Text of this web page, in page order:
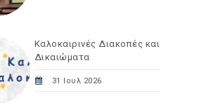
Καλοκαιρινές Διακοπές και
Δικαιώματα
31 Ιουλ 2026